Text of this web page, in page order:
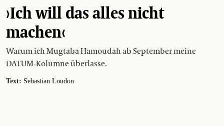
›Ich will das alles nicht
machen‹
Warum ich Mugtaba Hamoudah ab September meine
DATUM-Kolumne überlasse.
Text: Sebastian Loudon